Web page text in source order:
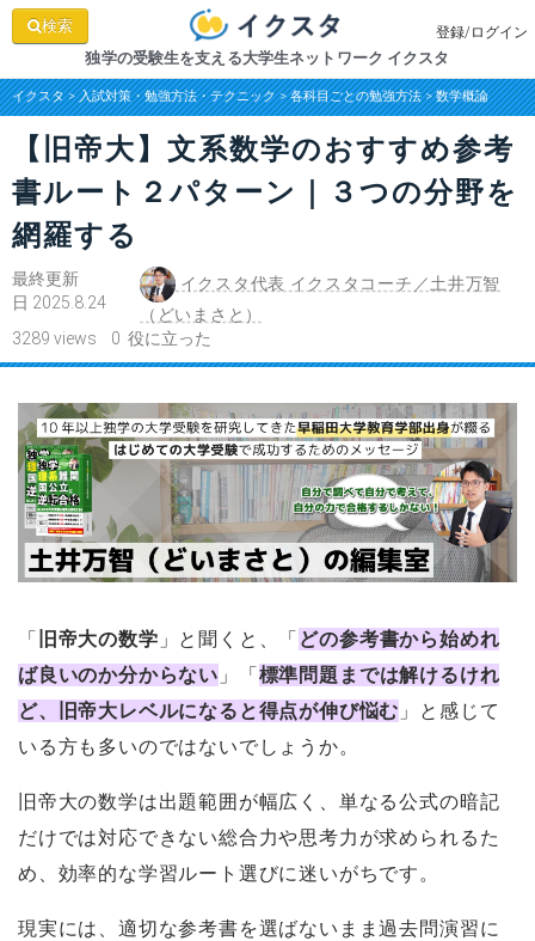
検索 登録/ログイン
独学の受験生を支える大学生ネットワーク イクスタ
イクスタ>入試対策・勉強方法・テクニック>各科目ごとの勉強方法>数学概論
【旧帝大】文系数学のおすすめ参考
書ルート２パターン｜３つの分野を
網羅する
最終更新
日 2025.8.24
イクスタ代表 イクスタコーチ／土井万智
（どいまさと）
3289 views 0 役に立った
「 旧帝大の数学 」と聞くと、「 どの参考書から始めれ
ば良いのか分からない 」「標準問題までは解けるけれ
ど、旧帝大レベルになると得点が伸び悩む 」と感じて
いる方も多いのではないでしょうか。
旧帝大の数学は出題範囲が幅広く、単なる公式の暗記
だけでは対応できない総合力や思考力が求められるた
め、効率的な学習ルート選びに迷いがちです。
現実には、適切な参考書を選ばないまま過去問演習に